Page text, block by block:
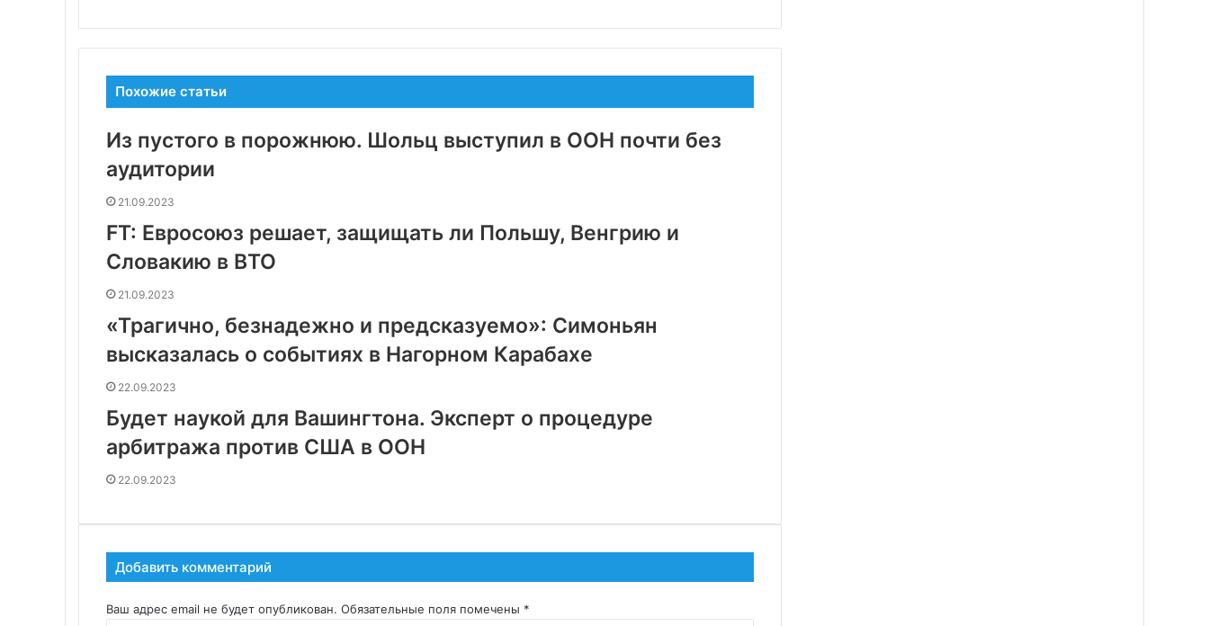
Похожие статьи
Из пустого в порожнюю. Шольц выступил в ООН почти без
аудитории
21.09.2023
FT: Евросоюз решает, защищать ли Польшу, Венгрию и
Словакию в ВТО
21.09.2023
«Трагично, безнадежно и предсказуемо»: Симоньян
высказалась о событиях в Нагорном Карабахе
22.09.2023
Будет наукой для Вашингтона. Эксперт о процедуре
арбитража против США в ООН
22.09.2023
Добавить комментарий
Ваш адрес email не будет опубликован. Обязательные поля помечены *